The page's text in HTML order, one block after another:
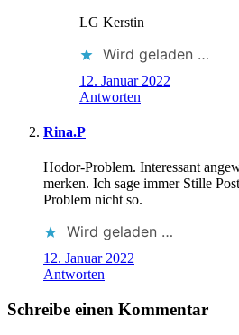
LG Kerstin
Wird geladen …
12. Januar 2022
Antworten
Rina.P
Hodor-Problem. Interessant
merken. Ich sage immer Stille
Problem nicht so.
Wird geladen …
12. Januar 2022
Antworten
Schreibe einen Kommentar